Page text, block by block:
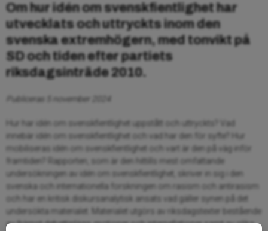
Om hur idén om svenskfientlighet har
utvecklats och uttryckts inom den
svenska extremhögern, med tonvikt på
SD och tiden efter partiets
riksdagsinträde 2010.
Publiceras 5 november 2024
Hur har idén om svenskfientlighet uppstått och uttryckts? Vad
innebär idén om svenskfientlighet och vad har den för syfte? Hur
mobil­iseras idén om svenskfientlighet och vart är den på väg inför
framtiden? Rapporten, som är den hittills mest omfattande
undersökningen av idén om svenskfientlighet, skriver in sig i den
svenska och internationella forskningen om rasism och antirasism
och har en kritisk diskursanalytisk ansats vad gäller synen på det
undersökta materialet. Materialet utgörs av riksdagstexter bestående
av främst debattinlägg, motioner och interpellationer samt av olika